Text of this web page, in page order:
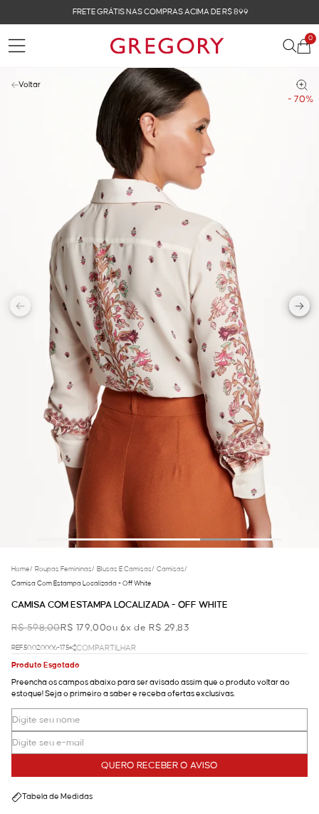
FRETE GRÁTIS NAS COMPRAS ACIMA DE R$ 899
0
- 70%
Voltar
Home/ Roupas Femininas/ Blusas E Camisas/ Camisas/
Camisa Com Estampa Localizada - Off White
CAMISA COM ESTAMPA LOCALIZADA - OFF WHITE
R$ 598,00R$ 179,00ou 6x de R$ 29,83
REF.50.02.0006-175
COMPARTILHAR
Produto Esgotado
Preencha os campos abaixo para ser avisado assim que o produto voltar ao
estoque! Seja o primeiro a saber e receba ofertas exclusivas.
QUERO RECEBER O AVISO
Tabela de Medidas